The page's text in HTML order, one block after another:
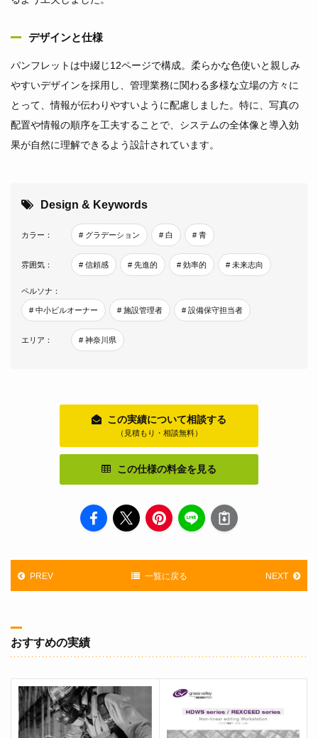
デザインと仕様
パンフレットは中綴じ12ページで構成。柔らかな色使いと親しみ
やすいデザインを採用し、管理業務に関わる多様な立場の方々に
とって、情報が伝わりやすいように配慮しました。特に、写真の
配置や情報の順序を工夫することで、システムの全体像と導入効
果が自然に理解できるよう設計されています。
Design & Keywords
カラー： # グラデーション # 白 # 青
雰囲気： # 信頼感 # 先進的 # 効率的 # 未来志向
ペルソナ：
# 中小ビルオーナー # 施設管理者 # 設備保守担当者
エリア： # 神奈川県
この実績について相談する
（見積もり・相談無料）
この仕様の料金を見る
PREV 一覧に戻る NEXT
おすすめの実績